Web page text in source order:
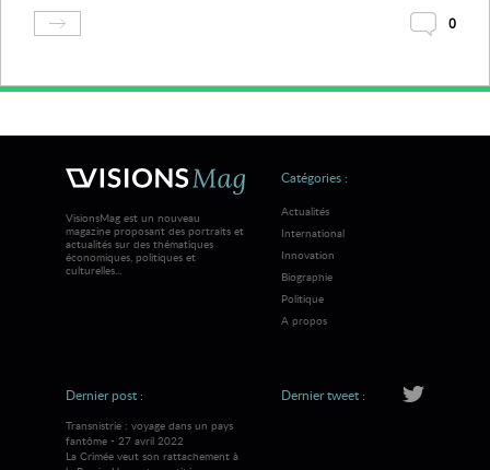
0
VisionsMag est un nouveau
magazine proposant des portraits et
actualités sur des thématiques
économiques, politiques et
culturelles...
Catégories :
Actualités
International
Innovation
Biographie
Politique
A propos
Dernier post :
Transnistrie : voyage dans un pays
fantôme - 27 avril 2022
La Crimée veut son rattachement à
Dernier tweet :